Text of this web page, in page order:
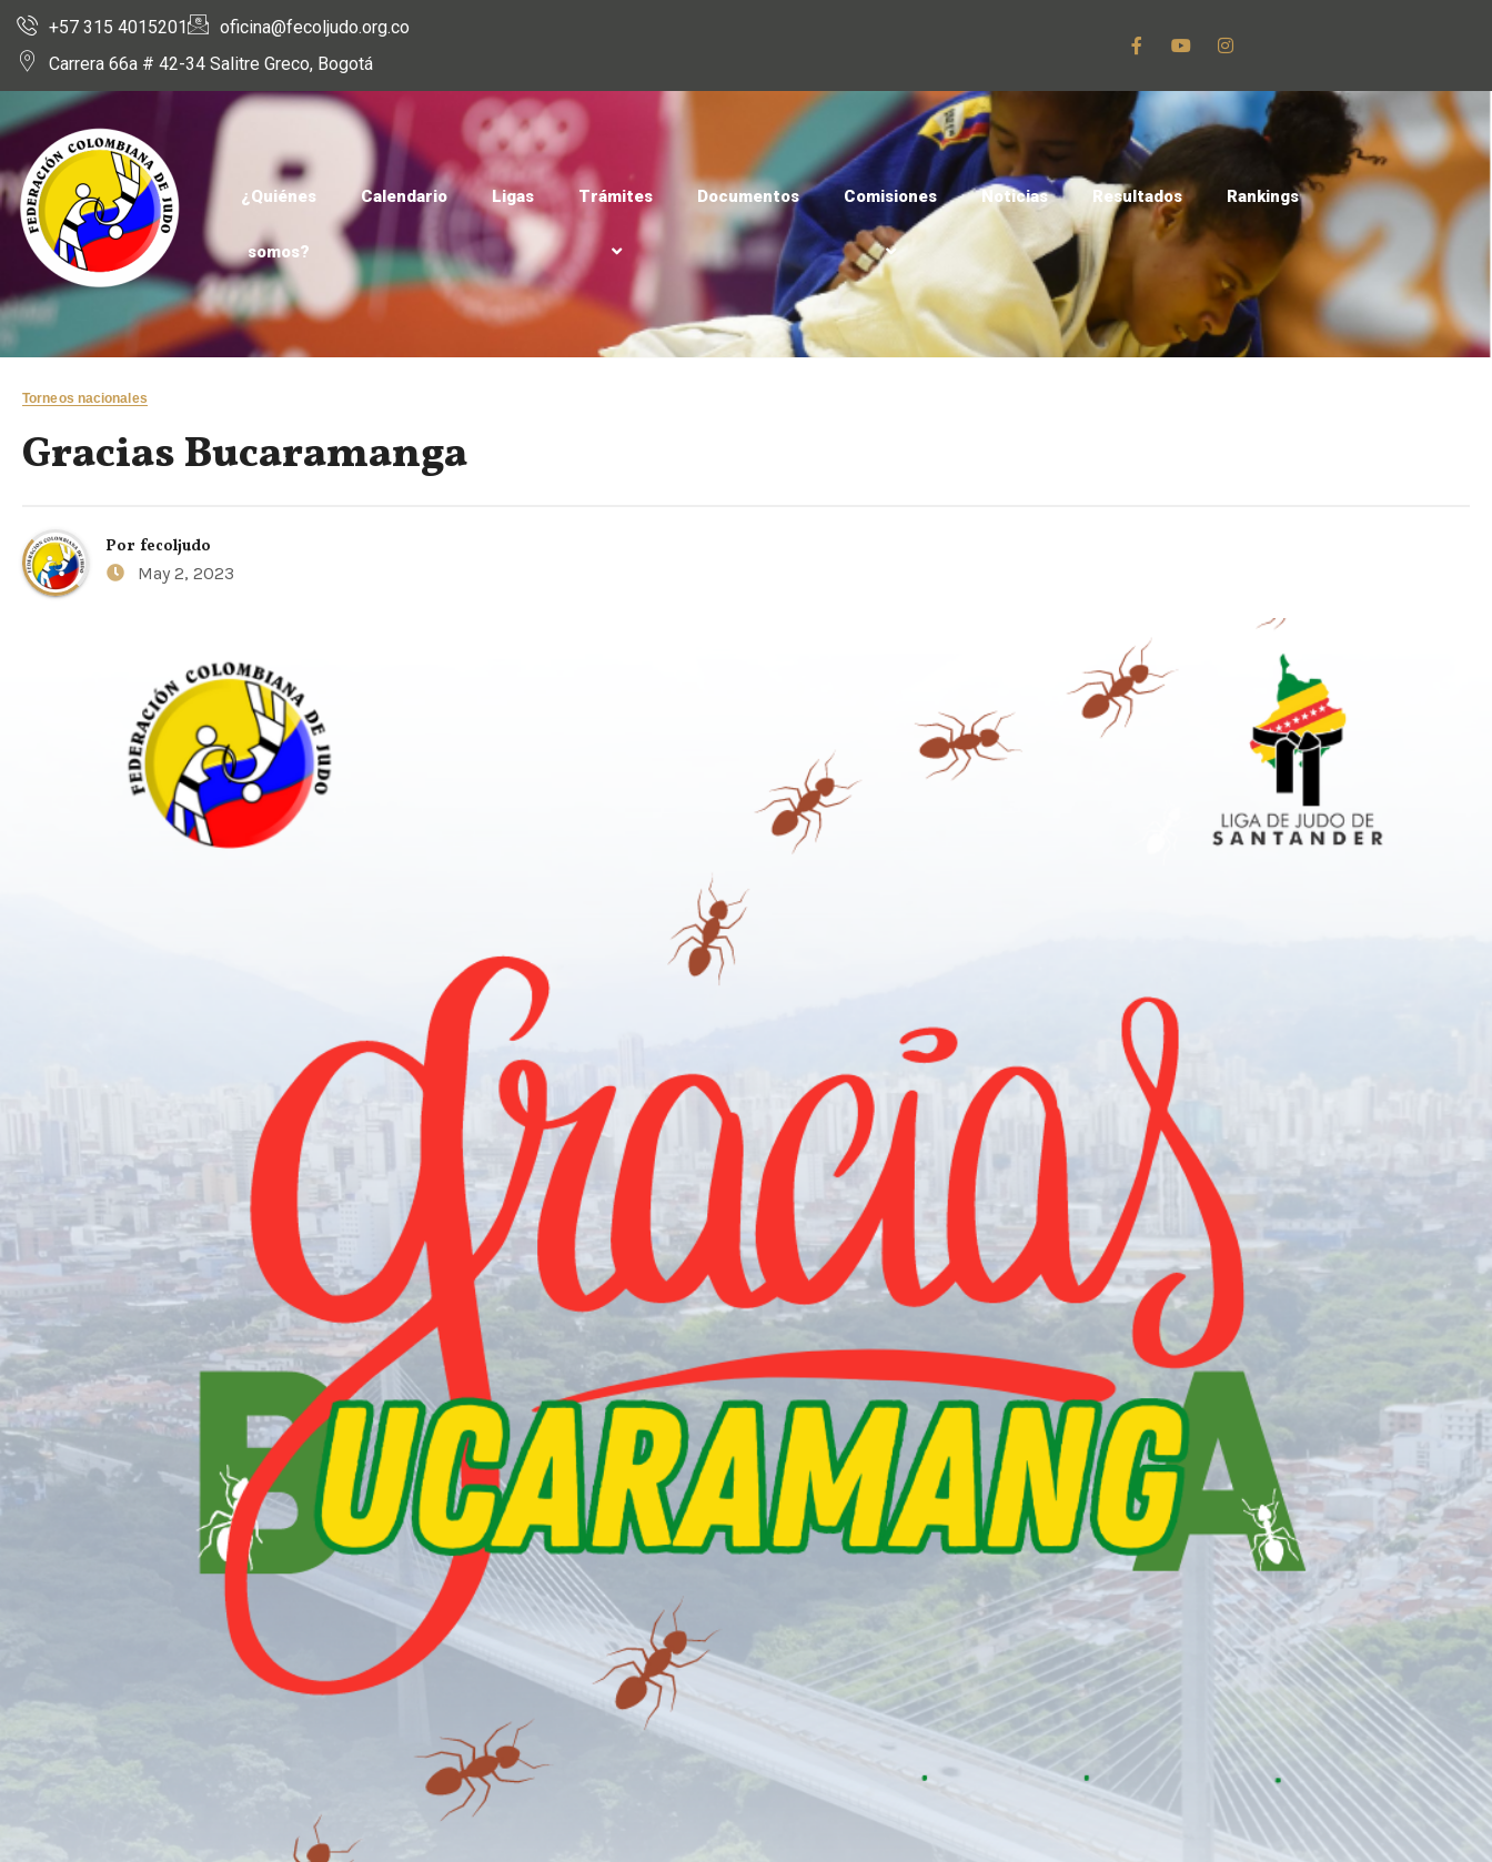
+57 315 4015201
oficina@fecoljudo.org.co
Carrera 66a # 42-34 Salitre Greco, Bogotá
¿Quiénes
somos?
Calendario Ligas Trámites Documentos Comisiones Noticias Resultados Rankings
Torneos nacionales
Gracias Bucaramanga
Por fecoljudo
May 2, 2023